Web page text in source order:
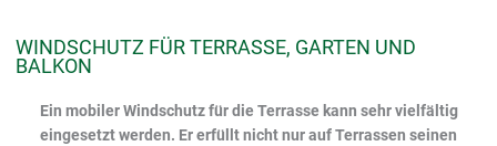
WINDSCHUTZ FÜR TERRASSE, GARTEN UND
BALKON
Ein mobiler Windschutz für die Terrasse kann sehr vielfältig
eingesetzt werden. Er erfüllt nicht nur auf Terrassen seinen